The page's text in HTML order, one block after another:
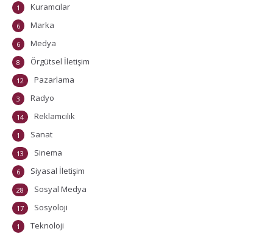
Kuramcılar
1
Marka
6
Medya
6
Örgütsel İletişim
8
Pazarlama
12
Radyo
3
Reklamcılık
14
Sanat
1
Sinema
13
Siyasal İletişim
6
Sosyal Medya
28
Sosyoloji
17
Teknoloji
1